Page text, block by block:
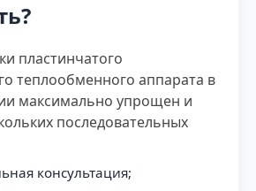
пластинчатого
теплообменного аппарата в
максимально упрощен и
последовательных
консультация;